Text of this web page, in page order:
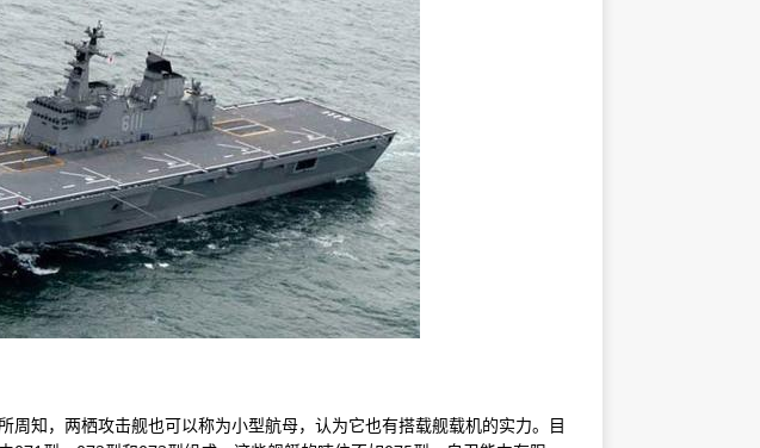
周知，两栖攻击舰也可以称为小型航母，认为它也有搭载舰载机的实力。目